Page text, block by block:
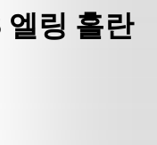
엘링 홀란